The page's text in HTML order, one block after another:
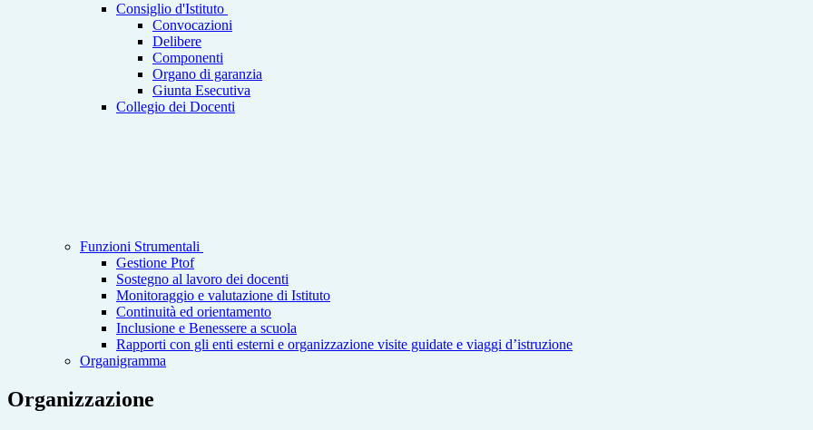
Consiglio d'Istituto
Convocazioni
Delibere
Componenti
Organo di garanzia
Giunta Esecutiva
Collegio dei Docenti
Funzioni Strumentali
Gestione Ptof
Sostegno al lavoro dei docenti
Monitoraggio e valutazione di Istituto
Continuità ed orientamento
Inclusione e Benessere a scuola
Rapporti con gli enti esterni e organizzazione visite guidate e viaggi d’istruzione
Organigramma
Organizzazione